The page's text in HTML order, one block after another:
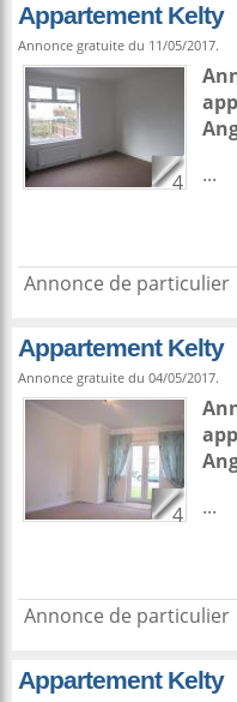
Appartement Kelty
Annonce gratuite du 11/05/2017.
4
...
Annonce de particulier
Appartement Kelty
Annonce gratuite du 04/05/2017.
4
...
Annonce de particulier
Appartement Kelty